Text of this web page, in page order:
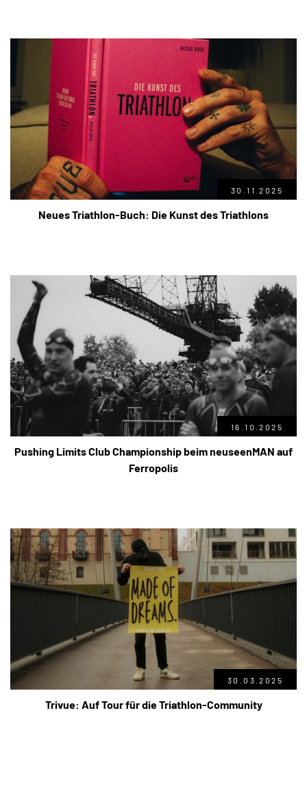
30.11.2025
Neues Triathlon-Buch: Die Kunst des Triathlons
16.10.2025
Pushing Limits Club Championship beim neuseenMAN auf
Ferropolis
30.03.2025
Trivue: Auf Tour für die Triathlon-Community